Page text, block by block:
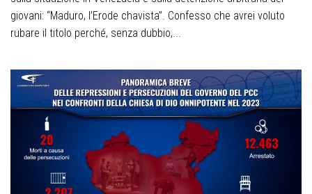
giovani: “Maduro, l’Erode chavista”. Confesso che avrei voluto
rubare il titolo perché, senza dubbio,...